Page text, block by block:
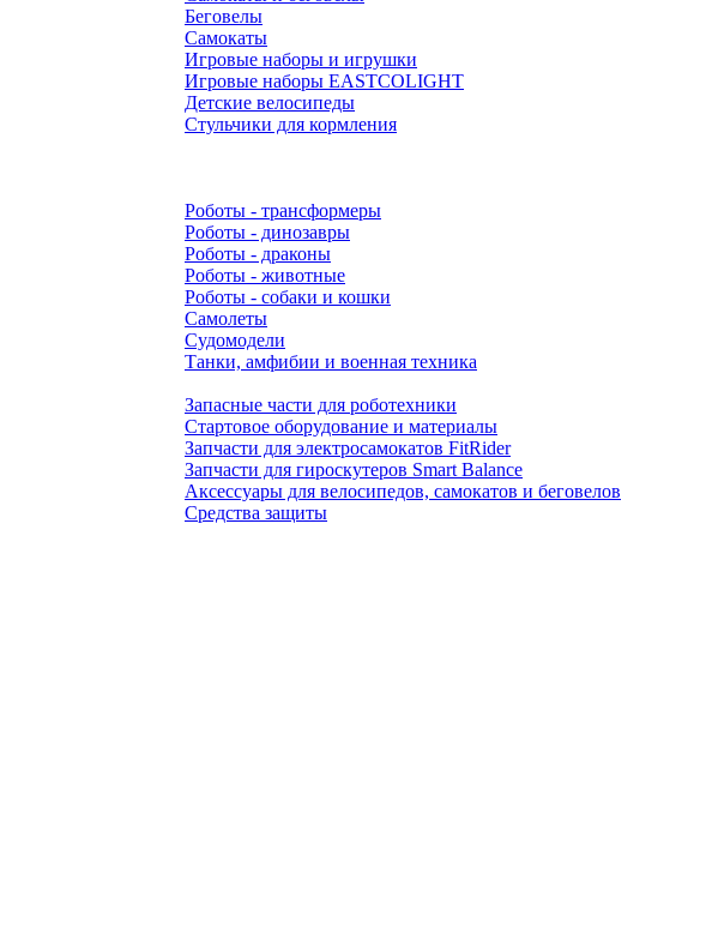
Беговелы
Самокаты
Игровые наборы и игрушки
Игровые наборы EASTCOLIGHT
Детские велосипеды
Стульчики для кормления
Роботы - трансформеры
Роботы - динозавры
Роботы - драконы
Роботы - животные
Роботы - собаки и кошки
Самолеты
Судомодели
Танки, амфибии и военная техника
Запасные части для роботехники
Стартовое оборудование и материалы
Запчасти для электросамокатов FitRider
Запчасти для гироскутеров Smart Balance
Аксессуары для велосипедов, самокатов и беговелов
Средства защиты